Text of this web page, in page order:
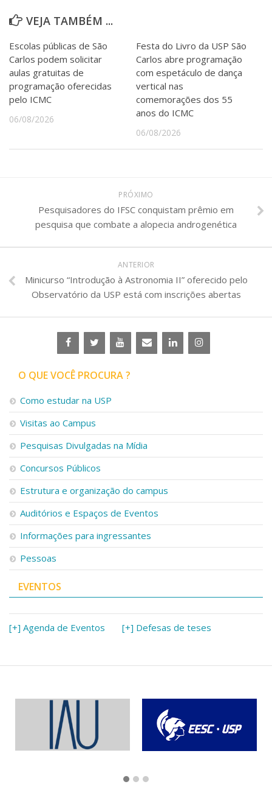
VEJA TAMBÉM ...
Escolas públicas de São
Carlos podem solicitar
aulas gratuitas de
programação oferecidas
pelo ICMC
06/08/2026
Festa do Livro da USP São
Carlos abre programação
com espetáculo de dança
vertical nas
comemorações dos 55
anos do ICMC
06/08/2026
PRÓXIMO
Pesquisadores do IFSC conquistam prêmio em
pesquisa que combate a alopecia androgenética
ANTERIOR
Minicurso “Introdução à Astronomia II” oferecido pelo
Observatório da USP está com inscrições abertas
O QUE VOCÊ PROCURA ?
Como estudar na USP
Visitas ao Campus
Pesquisas Divulgadas na Mídia
Concursos Públicos
Estrutura e organização do campus
Auditórios e Espaços de Eventos
Informações para ingressantes
Pessoas
EVENTOS
[+] Agenda de Eventos [+] Defesas de teses